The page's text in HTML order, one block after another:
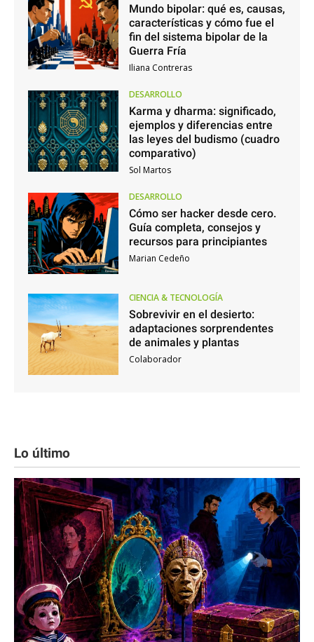
Mundo bipolar: qué es, causas,
características y cómo fue el
fin del sistema bipolar de la
Guerra Fría
Iliana Contreras
DESARROLLO
Karma y dharma: significado,
ejemplos y diferencias entre
las leyes del budismo (cuadro
comparativo)
Sol Martos
DESARROLLO
Cómo ser hacker desde cero.
Guía completa, consejos y
recursos para principiantes
Marian Cedeño
CIENCIA & TECNOLOGÍA
Sobrevivir en el desierto:
adaptaciones sorprendentes
de animales y plantas
Colaborador
Lo último